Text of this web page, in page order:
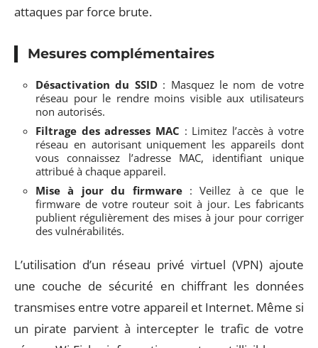
attaques par force brute.
Mesures complémentaires
Désactivation du SSID: Masquez le nom de votre
réseau pour le rendre moins visible aux utilisateurs
non autorisés.
Filtrage des adresses MAC : Limitez l’accès à votre
réseau en autorisant uniquement les appareils dont
vous connaissez l’adresse MAC, identifiant unique
attribué à chaque appareil.
Mise à jour du firmware: Veillez à ce que le
firmware de votre routeur soit à jour. Les fabricants
publient régulièrement des mises à jour pour corriger
des vulnérabilités.
L’utilisation d’un réseau privé virtuel (VPN) ajoute
une couche de sécurité en chiffrant les données
transmises entre votre appareil et Internet. Même si
un pirate parvient à intercepter le trafic de votre